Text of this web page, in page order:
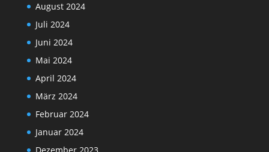
August 2024
Juli 2024
Juni 2024
Mai 2024
April 2024
März 2024
Februar 2024
Januar 2024